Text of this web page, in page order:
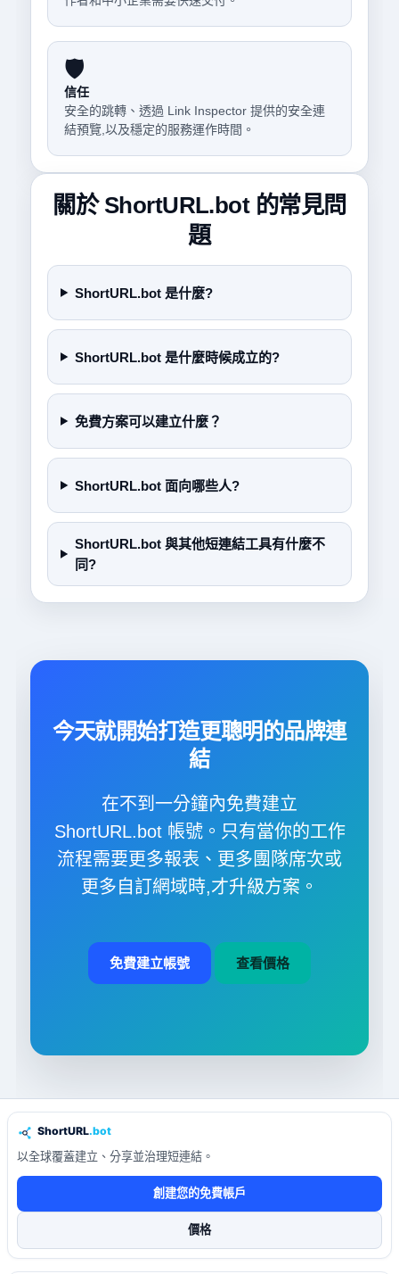
🛡️
信任
安全的跳轉、透過 Link Inspector 提供的安全連
結預覽,以及穩定的服務運作時間。
關於 ShortURL.bot 的常見問
題
ShortURL.bot 是什麼?
ShortURL.bot 是什麼時候成立的?
免費方案可以建立什麼？
ShortURL.bot 面向哪些人?
ShortURL.bot 與其他短連結工具有什麼不
同?
今天就開始打造更聰明的品牌連
結
在不到一分鐘內免費建立
ShortURL.bot 帳號。只有當你的工作
流程需要更多報表、更多團隊席次或
更多自訂網域時,才升級方案。
免費建立帳號 查看價格
以全球覆蓋建立、分享並治理短連結。
創建您的免費帳戶
價格